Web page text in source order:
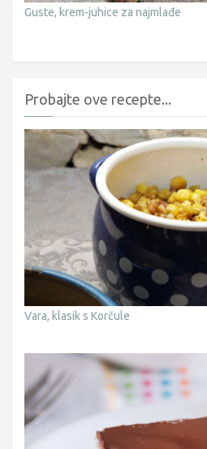
Guste, krem-juhice za najmlađe
Probajte ove recepte...
Vara, klasik s Korčule